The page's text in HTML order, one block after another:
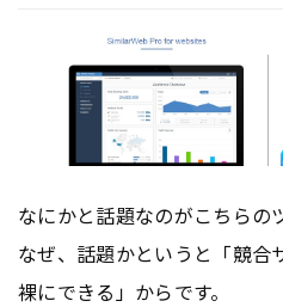
なにかと話題なのがこちらの
なぜ、話題かというと「競合
裸にできる」からです。